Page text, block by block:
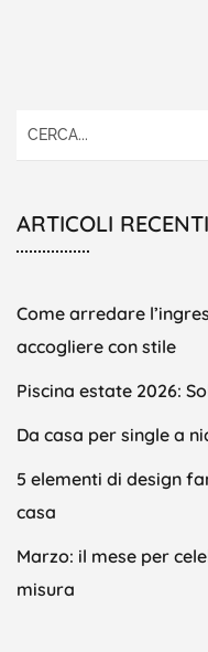
ARTICOLI RECENTI
Come arredare
accogliere con stile
Piscina estate 2026:
Da casa per single a
5 elementi di design
casa
Marzo: il mese per
misura